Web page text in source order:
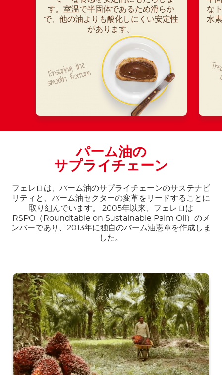
す。室温で半固体であるため滑らか
で、他の油よりも酸化しにくい安定性
があります。
Ensuring the
smooth texture
な
水
パーム油の
サプライチェーン
フェレロは、パーム油のサプライチェーンのサステナビ
リティと、パーム油セクターの変革をリードすることに
取り組んでいます。 2005年以来、フェレロは
RSPO（Roundtable on Sustainable Palm Oil）のメ
ンバーであり、2013年に独自のパーム油憲章を作成しま
した。